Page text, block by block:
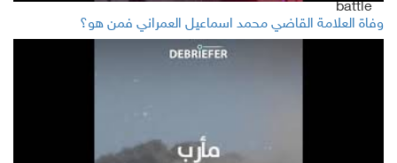
battle
UN 2020 budget increase includes Yemen monitoring
Saudi MBS tends to dialogue with enemies: NYT
وفاة العلامة القاضي محمد اسماعيل العمراني فمن هو؟